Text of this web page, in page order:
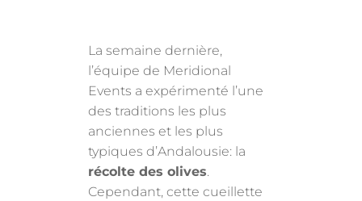
La semaine dernière,
l’équipe de Meridional
Events a expérimenté l’une
des traditions les plus
anciennes et les plus
typiques d’Andalousie: la
récolte des olives.
Cependant, cette cueillette